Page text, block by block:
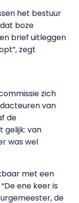
het bestuur
boze
brief uitleggen
zegt
zich
van
de
gelijk: van
was wel
met een
ene keer is
de